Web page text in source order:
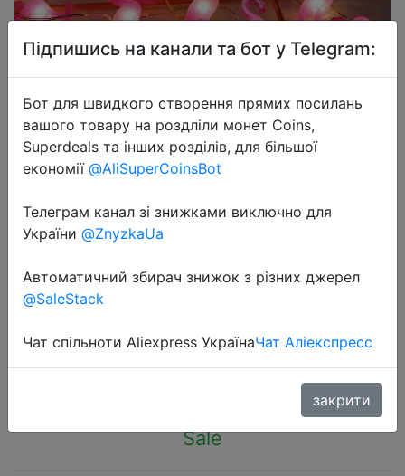
LED String Light Lamingo Pineapple
Stars Watermelon Pineapple
Bedroom Decoration Lights String
Hanging Lights Colorful Lights
$1.08
Sale
Підпишись на канали та бот у Telegram:
Бот для швидкого створення прямих посилань
вашого товару на роздліли монет Coins,
Superdeals та інших розділів, для більшої
економії @AliSuperCoinsBot
Телеграм канал зі знижками виключно для
України @ZnyzkaUa
Автоматичний збирач знижок з різних джерел
@SaleStack
Чат спільноти Aliexpress УкраїнаЧат Аліекспресс
закрити